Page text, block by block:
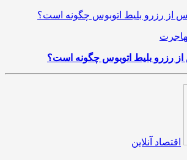
از رزرو بلیط اتوبوس چگونه است؟
اقتصاد آنلاین